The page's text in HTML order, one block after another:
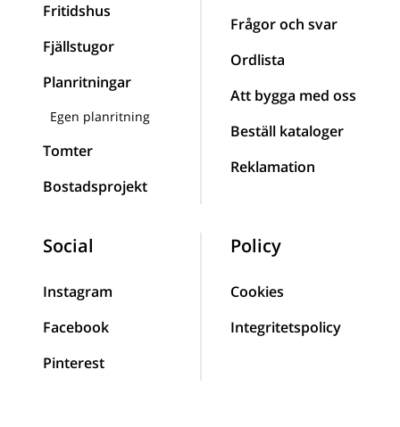
Fritidshus
Fjällstugor
Planritningar
Egen planritning
Tomter
Bostadsprojekt
Frågor och svar
Ordlista
Att bygga med oss
Beställ kataloger
Reklamation
Social
Instagram
Facebook
Pinterest
Policy
Cookies
Integritetspolicy